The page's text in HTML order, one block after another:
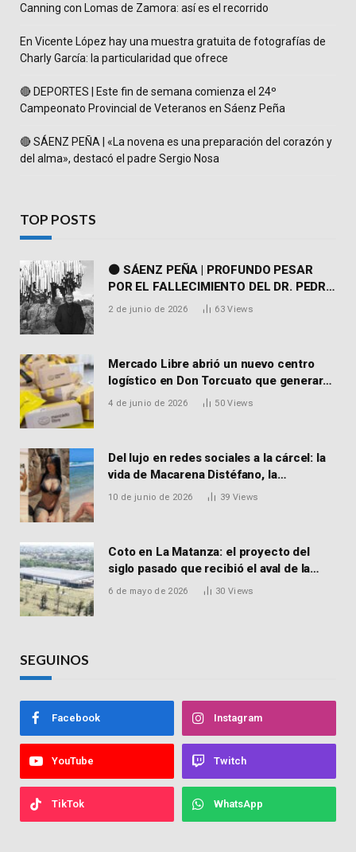
Canning con Lomas de Zamora: así es el recorrido
En Vicente López hay una muestra gratuita de fotografías de
Charly García: la particularidad que ofrece
🔴 DEPORTES | Este fin de semana comienza el 24º
Campeonato Provincial de Veteranos en Sáenz Peña
🔴 SÁENZ PEÑA | «La novena es una preparación del corazón y
del alma», destacó el padre Sergio Nosa
TOP POSTS
⚫ SÁENZ PEÑA | PROFUNDO PESAR
POR EL FALLECIMIENTO DEL DR. PEDRO
MARTORELL
2 de junio de 2026 63Views
Mercado Libre abrió un nuevo centro
logístico en Don Torcuato que generará
900 empleos: cómo enviar el CV
4 de junio de 2026 50Views
Del lujo en redes sociales a la cárcel: la
vida de Macarena Distéfano, la
influencer de San Martín acusada de
10 de junio de 2026 39 Views
Coto en La Matanza: el proyecto del
siglo pasado que recibió el aval de la
Justicia para reactivar una obra frenada
6 de mayo de 2026 30 Views
SEGUINOS
Facebook Instagram
YouTube Twitch
TikTok WhatsApp